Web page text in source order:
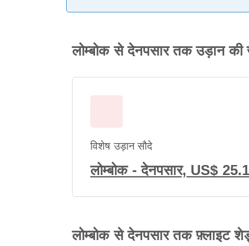
लोम्बोक से देनपसार तक उड़ान की
विशेष उड़ान सौदे
लोम्बोक - देनपसार, US$
लोम्बोक से देनपसार तक फ़्लाइट